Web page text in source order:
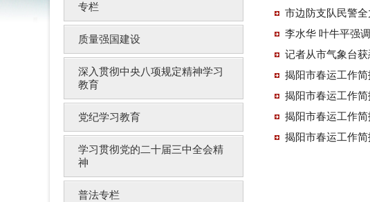
专栏
质量强国建设
深入贯彻中央八项规定精神学习
教育
党纪学习教育
学习贯彻党的二十届三中全会精
神
普法专栏
市边防支队民警
李水华 叶牛平强
记者从市气象台
揭阳市春运工作
揭阳市春运工作
揭阳市春运工作
揭阳市春运工作